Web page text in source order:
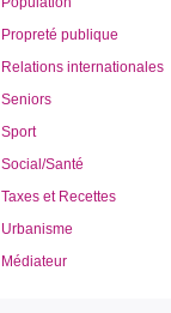
Propreté publique
Relations internationales
Seniors
Sport
Social/Santé
Taxes et Recettes
Urbanisme
Médiateur